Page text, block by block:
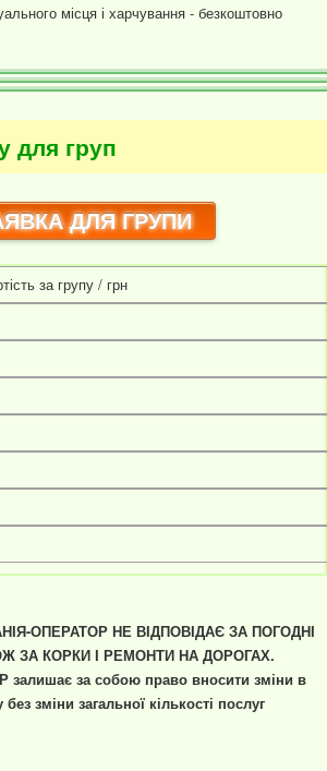
місця і харчування - безкоштовно
для груп
ДЛЯ ГРУПИ
за групу / грн
ОПЕРАТОР НЕ ВІДПОВІДАЄ ЗА ПОГОДНІ
ЗА КОРКИ І РЕМОНТИ НА ДОРОГАХ.
за собою право вносити зміни в
зміни загальної кількості послуг